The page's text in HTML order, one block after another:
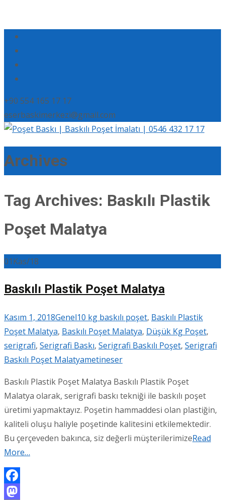
+90 554 165 17 17
eserbaskimerkezi@gmail.com
Archives
Tag Archives: Baskılı Plastik
Poşet Malatya
01Kas/18
Baskılı Plastik Poşet Malatya
Kasım 1, 2018Genel10 kg baskılı poşet, Baskılı Plastik
Poşet Malatya, Baskılı Poşet Malatya, Düşük Kg Poşet,
serigrafi, Serigrafi Baskı, Serigrafi Baskılı Poşet, Serigrafi
Baskılı Poşet Malatyametineser
Baskılı Plastik Poşet Malatya Baskılı Plastik Poşet
Malatya olarak, serigrafi baskı tekniği ile baskılı poşet
üretimi yapmaktayız. Poşetin hammaddesi olan plastiğin,
kaliteli oluşu haliyle poşetinde kalitesini etkilemektedir.
Bu çerçeveden bakınca, siz değerli müşterilerimizeRead
More…
Facebook